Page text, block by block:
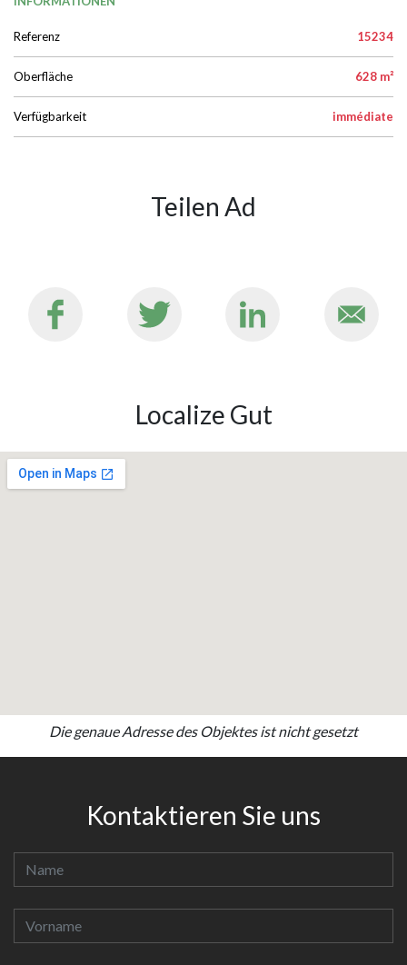
Referenz 15234
Oberfläche 628 m²
Verfügbarkeit immédiate
Teilen Ad
Localize Gut
Die genaue Adresse des Objektes ist nicht gesetzt
Kontaktieren Sie uns